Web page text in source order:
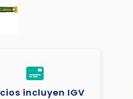
incluyen IGV